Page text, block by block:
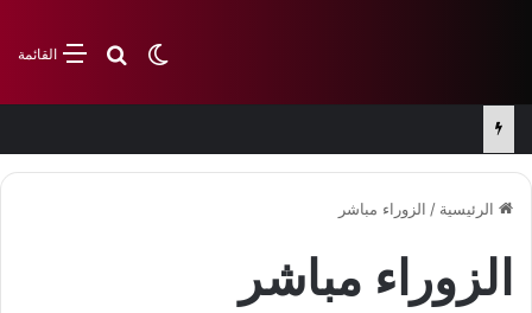
القائمةبحث عن
الوضع المظلم
الرئيسية / الزوراء مباشر
الزوراء مباشر